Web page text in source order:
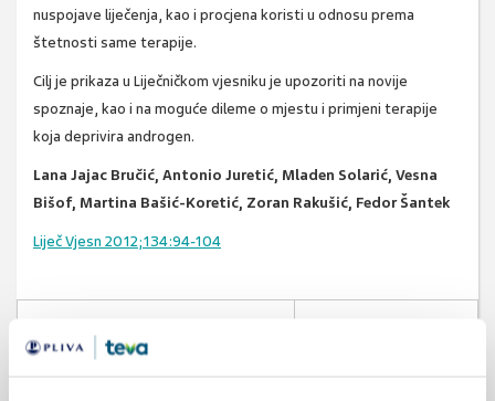
nuspojave liječenja, kao i procjena koristi u odnosu prema
štetnosti same terapije.
Cilj je prikaza u Liječničkom vjesniku je upozoriti na novije
spoznaje, kao i na moguće dileme o mjestu i primjeni terapije
koja deprivira androgen.
Lana Jajac Bručić, Antonio Juretić, Mladen Solarić, Vesna
Bišof, Martina Bašić-Koretić, Zoran Rakušić, Fedor Šantek
Liječ Vjesn 2012;134:94-104
hormonska terapija